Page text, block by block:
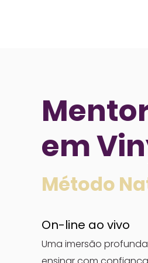
em
Método
On-line ao vivo​
Uma imersão